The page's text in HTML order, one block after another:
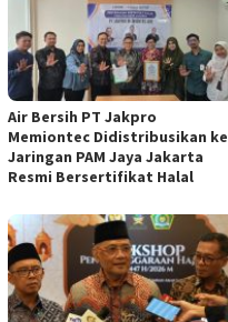
Air Bersih PT Jakpro
Memiontec Didistribusikan ke
Jaringan PAM Jaya Jakarta
Resmi Bersertifikat Halal